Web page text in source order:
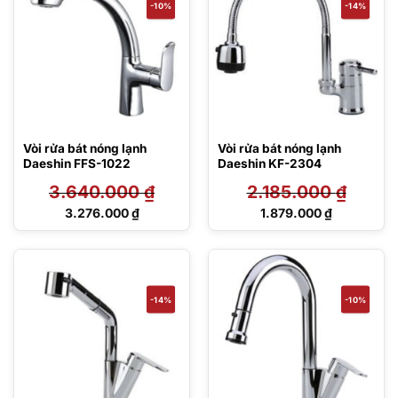
-10%
Vòi rửa bát nóng lạnh
Daeshin FFS-1022
3.640.000₫
Giá
3.640.000 ₫.
3.276.000₫
Giá
3.276.000 ₫.
-14%
Vòi rửa bát nóng lạnh
Daeshin KF-2304
2.185.000₫
Giá
2.185.000 ₫.
1.879.000₫
Giá
tại
là:
1.879.000 ₫.
-14% -10%